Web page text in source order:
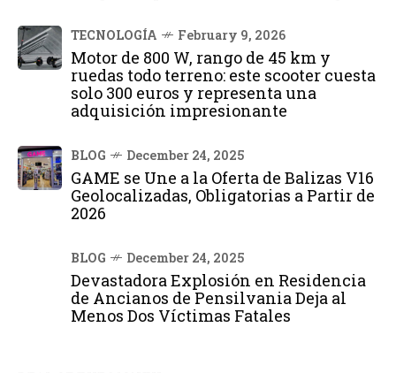
TECNOLOGÍA February 9, 2026
Motor de 800 W, rango de 45 km y
ruedas todo terreno: este scooter cuesta
solo 300 euros y representa una
adquisición impresionante
BLOG December 24, 2025
GAME se Une a la Oferta de Balizas V16
Geolocalizadas, Obligatorias a Partir de
2026
BLOG December 24, 2025
Devastadora Explosión en Residencia
de Ancianos de Pensilvania Deja al
Menos Dos Víctimas Fatales